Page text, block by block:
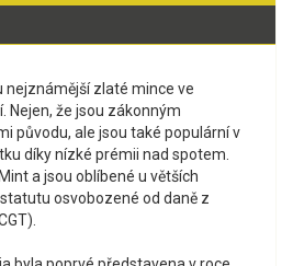
nejznámější zlaté mince ve
Nejen, že jsou zákonným
původu, ale jsou také populární v
díky nízké prémii nad spotem.
a jsou oblíbené u větších
osvobozené od daně z